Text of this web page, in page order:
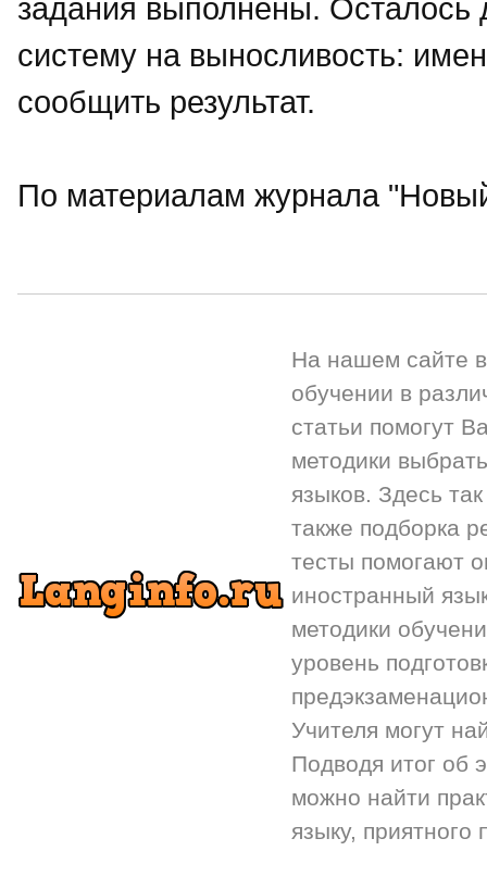
задания выполнены. Осталось
систему на выносливость:
сообщить результат.
По материалам журнала
На нашем сайте
обучении в
статьи помогут
методики
языков. Здесь
также подборка
тесты помогают
иностранный
методики
уровень
Учителя могут
Подводя итог об
можно найти
языку,